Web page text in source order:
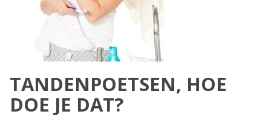
TANDENPOETSEN, HOE
DOE JE DAT?